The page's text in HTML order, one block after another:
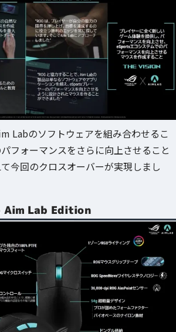
Labのソフトウェアを組み合わせるこ
フォーマンスをさらに向上させること
今回のクロスオーバーが実現しまし
Aim Lab Edition